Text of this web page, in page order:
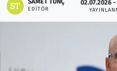
EDITÖR
02.07.2026 -
Oyun